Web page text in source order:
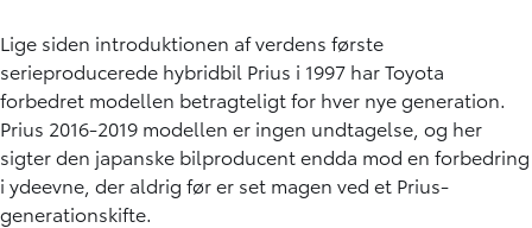
Lige siden introduktionen af verdens første
serieproducerede hybridbil Prius i 1997 har Toyota
forbedret modellen betragteligt for hver nye generation.
Prius 2016-2019 modellen er ingen undtagelse, og her
sigter den japanske bilproducent endda mod en forbedring
i ydeevne, der aldrig før er set magen ved et Prius-
generationskifte.